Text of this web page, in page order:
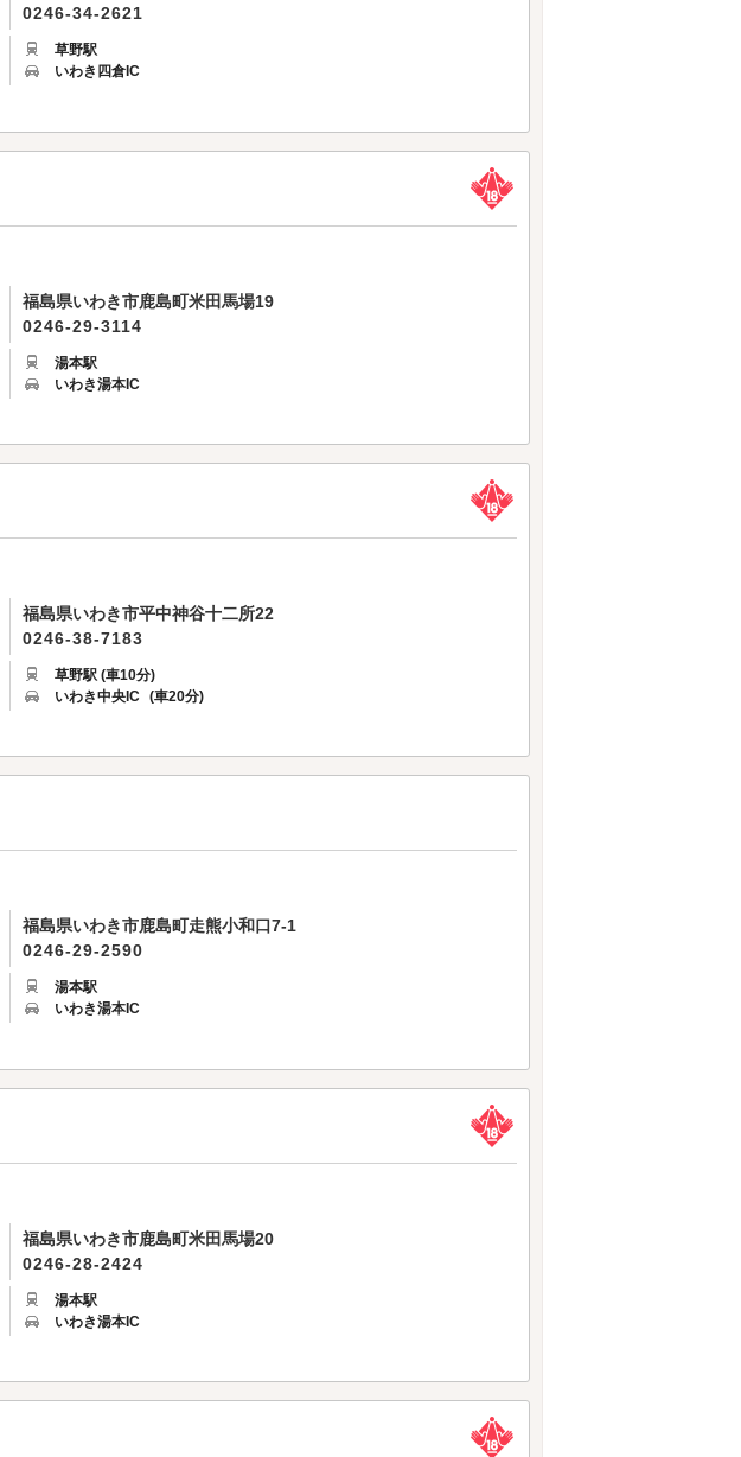
0246-34-2621
草野駅
いわき四倉IC
福島県いわき市鹿島町米田馬場19
0246-29-3114
湯本駅
いわき湯本IC
福島県いわき市平中神谷十二所22
0246-38-7183
草野駅 (車10分)
いわき中央IC (車20分)
福島県いわき市鹿島町走熊小和口7-1
0246-29-2590
湯本駅
いわき湯本IC
福島県いわき市鹿島町米田馬場20
0246-28-2424
湯本駅
いわき湯本IC